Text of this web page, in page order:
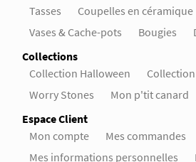
Tasses
Coupelles en céramique
Vases & Cache-pots
Bougies
Collections
Collection Halloween
Worry Stones
Mon p'tit canard
Espace Client
Mon compte
Mes commandes
Mes informations personnelles